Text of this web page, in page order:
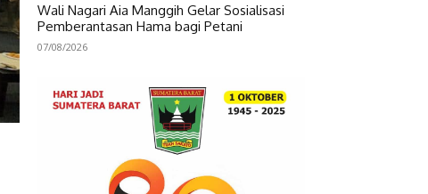
Wali Nagari Aia Manggih Gelar Sosialisasi
Pemberantasan Hama bagi Petani
07/08/2026